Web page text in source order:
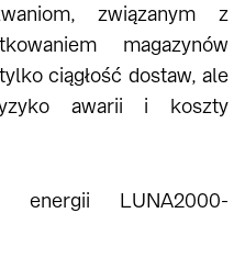
związanym z
magazynów
ciągłość dostaw, ale
awarii i koszty
energii LUNA2000-